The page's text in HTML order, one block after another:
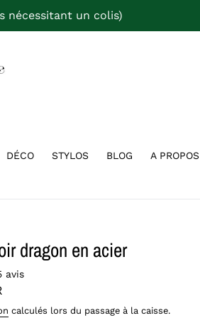
nécessitant un colis)
DÉCO STYLOS BLOG A PROPOS
dragon en acier
avis
calculés lors du passage à la caisse.